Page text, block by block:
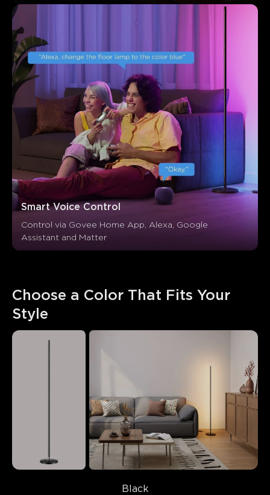
Smart Voice Control
Control via Govee Home App, Alexa, Google
Assistant and Matter
Choose a Color That Fits Your
Style
Black